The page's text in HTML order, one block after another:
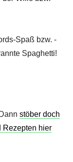
Spaß bzw. -
Spaghetti!
stöber doch
Rezepten hier